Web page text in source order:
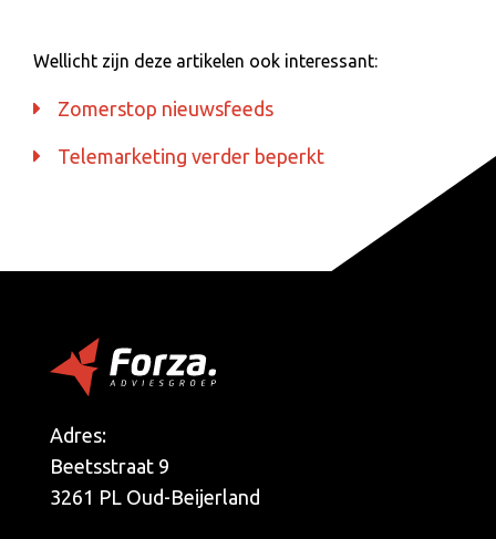
Wellicht zijn deze artikelen ook interessant:
Zomerstop nieuwsfeeds
Telemarketing verder beperkt
Adres:
Beetsstraat 9
3261 PL Oud-Beijerland